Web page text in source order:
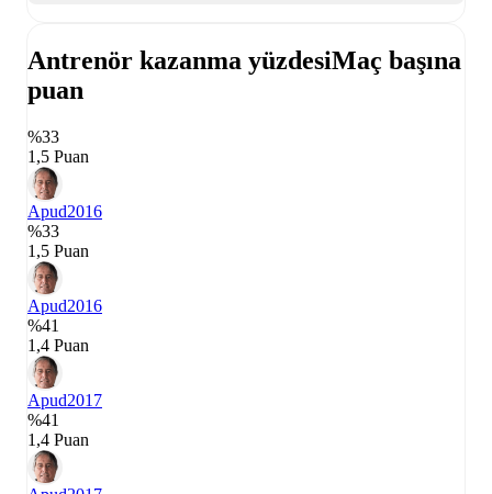
Antrenör kazanma yüzdesiMaç başına
puan
%33
1,5 Puan
Apud2016
%33
1,5 Puan
Apud2016
%41
1,4 Puan
Apud2017
%41
1,4 Puan